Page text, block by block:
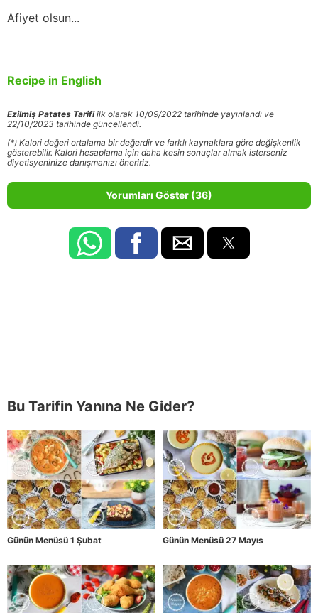
Afiyet olsun...
Recipe in English
Ezilmiş Patates Tarifiilk olarak 10/09/2022 tarihinde yayınlandı ve
22/10/2023 tarihinde güncellendi.
(*) Kalori değeri ortalama bir değerdir ve farklı kaynaklara göre değişkenlik
gösterebilir. Kalori hesaplama için daha kesin sonuçlar almak isterseniz
diyetisyeninize danışmanızı öneririz.
Yorumları Göster (36)
Bu Tarifin Yanına Ne Gider?
Günün Menüsü 1 Şubat Günün Menüsü 27 Mayıs